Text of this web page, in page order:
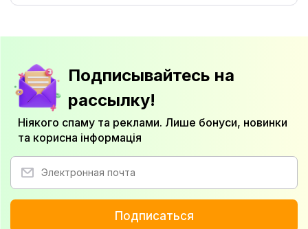
Подписывайтесь на
рассылку!
Ніякого спаму та реклами. Лише бонуси, новинки
та корисна інформація
Подписаться